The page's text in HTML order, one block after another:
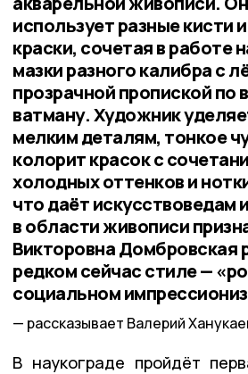
использует разные кисти
краски, сочетая в работе
мазки разного калибра с
прозрачной пропиской по
ватману. Художник
мелким деталям, тонкое
колорит красок с
холодных оттенков и
что даёт искусствоведам
в области живописи
Викторовна Домбровская
редком сейчас стиле —
социальном
рассказывает Валерий
В наукограде пройдёт